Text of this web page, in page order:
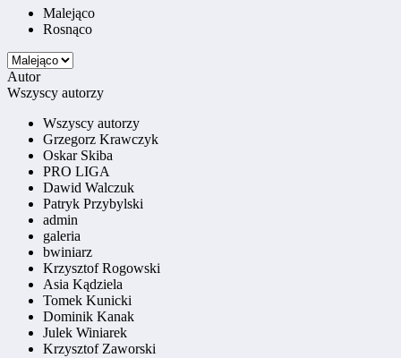
Malejąco
Rosnąco
Autor
Wszyscy autorzy
Wszyscy autorzy
Grzegorz Krawczyk
Oskar Skiba
PRO LIGA
Dawid Walczuk
Patryk Przybylski
admin
galeria
bwiniarz
Krzysztof Rogowski
Asia Kądziela
Tomek Kunicki
Dominik Kanak
Julek Winiarek
Krzysztof Zaworski